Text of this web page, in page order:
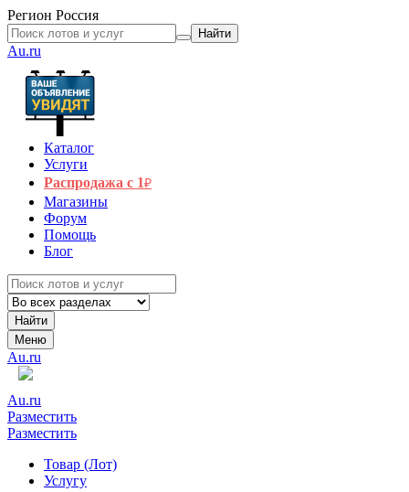
Регион Россия
Найти
Au.ru
Каталог
Услуги
Распродажа с 1₽
Магазины
Форум
Помощь
Блог
Найти
Меню
Au.ru
Au.ru
Разместить
Разместить
Товар (Лот)
Услугу